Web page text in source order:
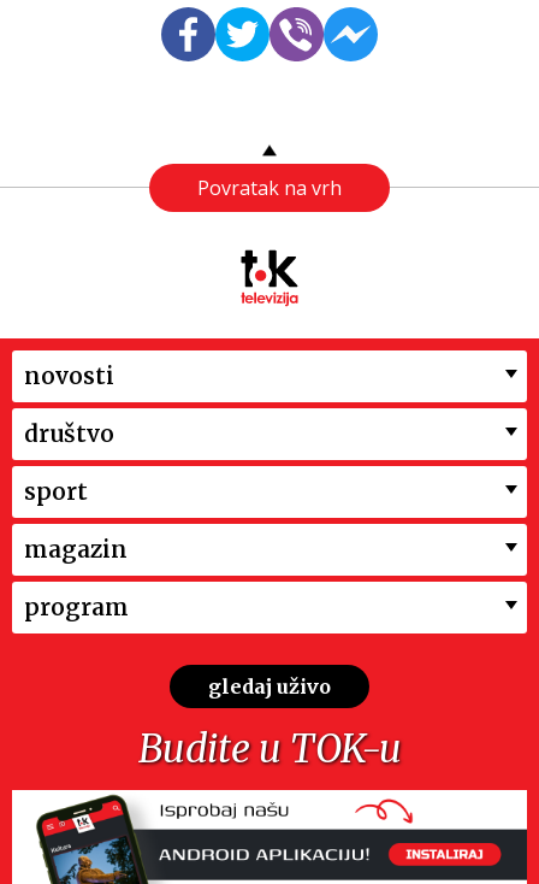
Povratak na vrh
novosti
društvo
sport
magazin
program
gledaj uživo
Budite u TOK-u